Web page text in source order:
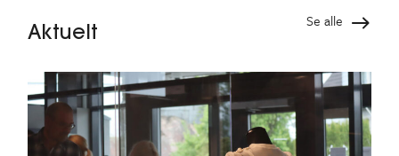
Aktuelt Se alle